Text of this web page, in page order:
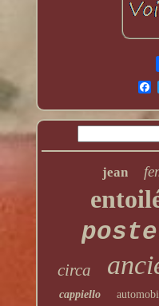
jean
circa
cappiello